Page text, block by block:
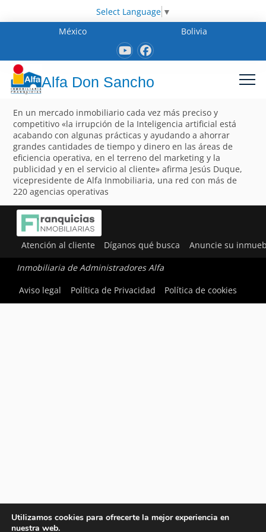
Select Language ▼
México
Bolivia
Alfa Don Sancho
En un mercado inmobiliario cada vez más preciso y
competitivo «la irrupción de la Inteligencia artificial está
acabando con algunas prácticas y ayudando a ahorrar
grandes cantidades de tiempo y dinero en las áreas de
eficiencia operativa, en el terreno del marketing y la
publicidad y en el servicio al cliente» afirma Jesús Duque,
vicepresidente de Alfa Inmobiliaria, una red con más de
220 agencias operativas
Atención al cliente Díganos qué busca Anuncie su
Inmobiliaria de Administradores Alfa
Aviso legal
Política de Privacidad Política de cookies
Utilizamos cookies para ofrecerte la mejor experiencia en
nuestra web.